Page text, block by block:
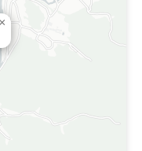
×